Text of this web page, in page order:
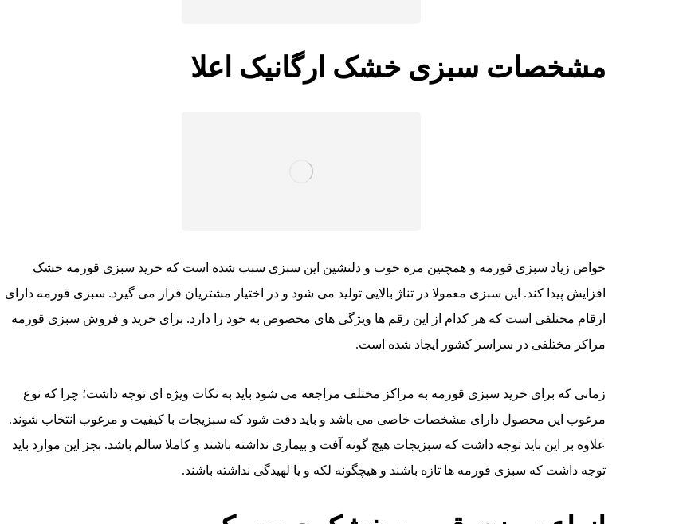
مشخصات سبزی خشک ارگانیک اعلا
خواص زیاد سبزی قورمه و همچنین مزه خوب و دلنشین این سبزی سبب شده است که خرید سبزی قورمه خشک
افزایش پیدا کند. این سبزی معمولا در تناژ بالایی تولید می شود و در اختیار مشتریان قرار می گیرد. سبزی قورمه دارای
ارقام مختلفی است که هر کدام از این رقم ها ویژگی های مخصوص به خود را دارد. برای خرید و فروش سبزی قورمه
مراکز مختلفی در سراسر کشور ایجاد شده است.
زمانی که برای خرید سبزی قورمه به مراکز مختلف مراجعه می شود باید به نکات ویژه ای توجه داشت؛ چرا که نوع
مرغوب این محصول دارای مشخصات خاصی می باشد و باید دقت شود که سبزیجات با کیفیت و مرغوب انتخاب شوند.
علاوه بر این باید توجه داشت که سبزیجات هیچ گونه آفت و بیماری نداشته باشند و کاملا سالم باشد. بجز این موارد باید
توجه داشت که سبزی قورمه ها تازه باشند و هیچگونه لکه و یا لهیدگی نداشته باشند.